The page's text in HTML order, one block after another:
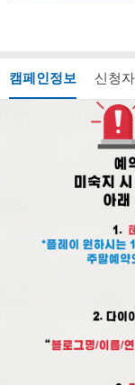
캠페인정보 신청